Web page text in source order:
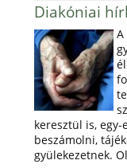
Diakóniai
A
keresztül is,
beszámolni,
gyülekezetnek.